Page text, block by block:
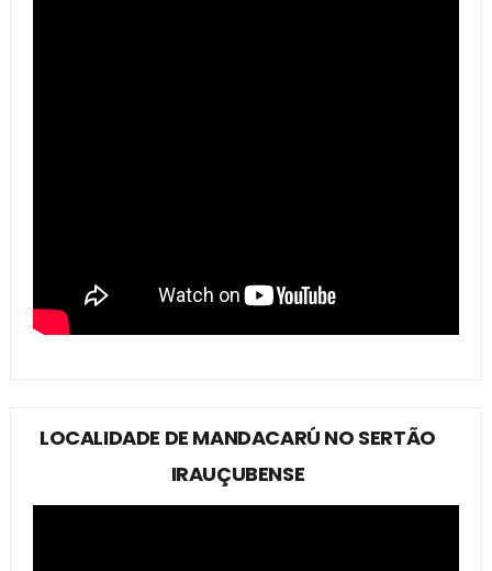
LOCALIDADE DE MANDACARÚ NO SERTÃO
IRAUÇUBENSE